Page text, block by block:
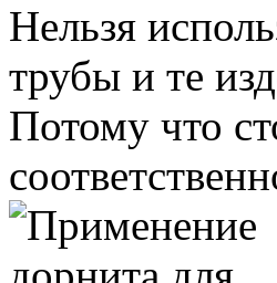
Нельзя
трубы и те
Потому что